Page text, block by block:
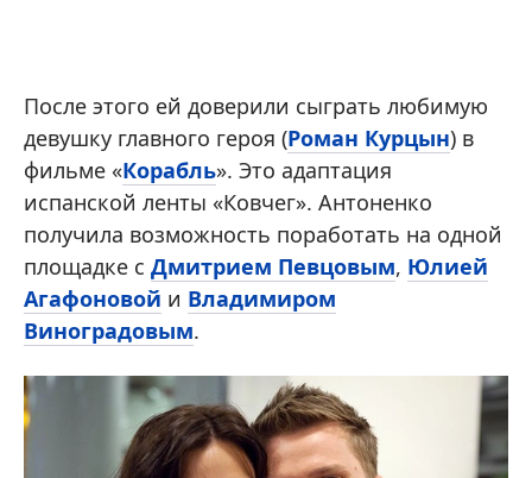
После этого ей доверили сыграть любимую
девушку главного героя (Роман Курцын) в
фильме «Корабль». Это адаптация
испанской ленты «Ковчег». Антоненко
получила возможность поработать на одной
площадке с Дмитрием Певцовым, Юлией
Агафоновой и Владимиром
Виноградовым.